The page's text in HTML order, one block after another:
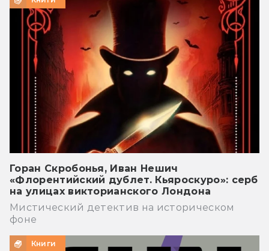
Горан Скробонья, Иван Нешич
«Флорентийский дублет. Кьяроскуро»: серб
на улицах викторианского Лондона
Мистический детектив на историческом
фоне
Книги